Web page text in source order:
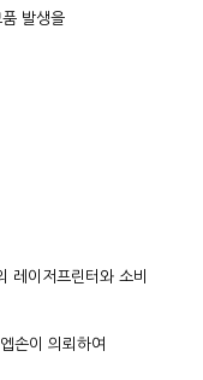
발생을
레이저프린터와 소비
손이 의뢰하여